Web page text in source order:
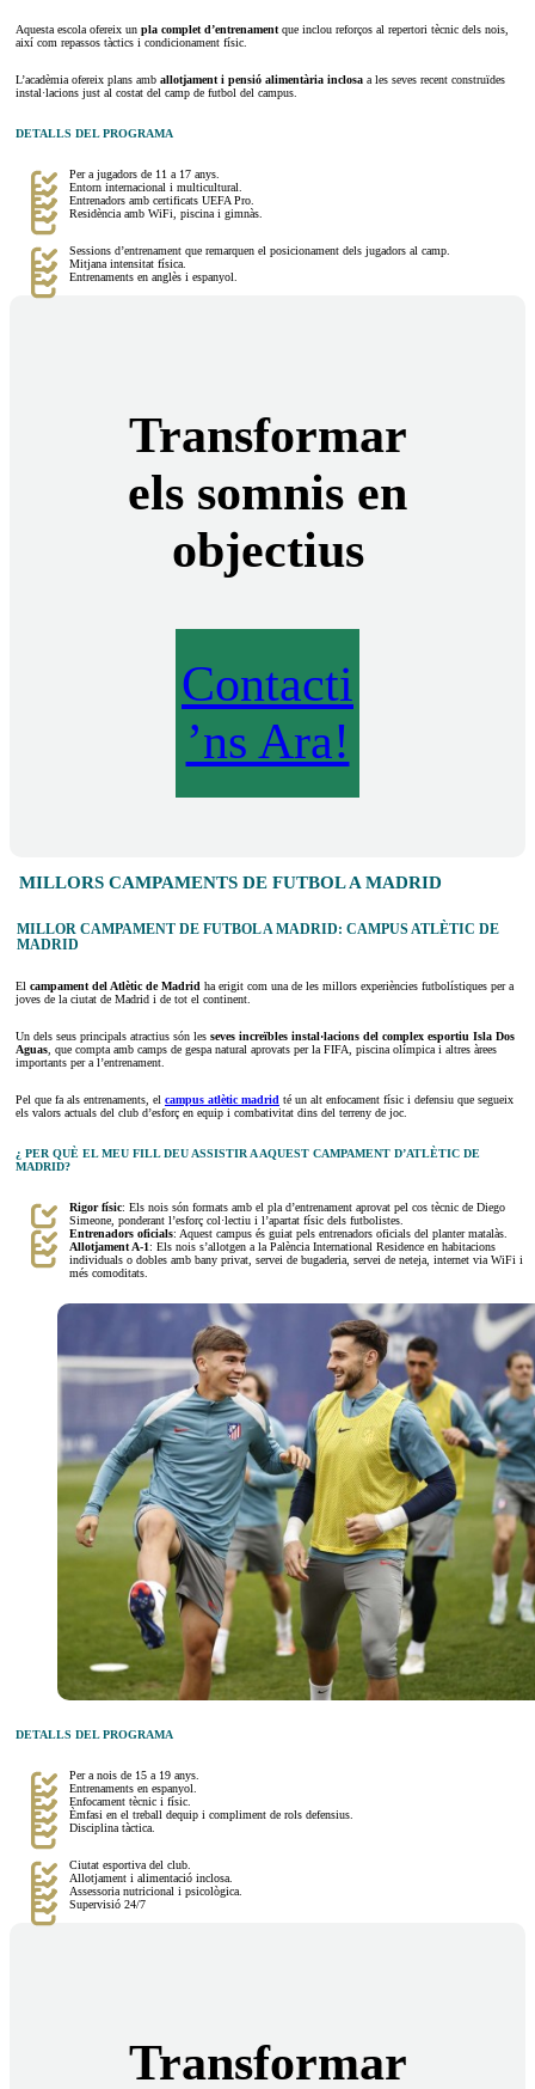
Aquesta escola ofereix un pla complet d’entrenament que inclou reforços al repertori tècnic dels nois,
així com repassos tàctics i condicionament físic.
L’acadèmia ofereix plans amb allotjament i pensió alimentària inclosa a les seves recent construïdes
instal·lacions just al costat del camp de futbol del campus.
DETALLS DEL PROGRAMA
Per a jugadors de 11 a 17 anys.
Entorn internacional i multicultural.
Entrenadors amb certificats UEFA Pro.
Residència amb WiFi, piscina i gimnàs.
Sessions d’entrenament que remarquen el posicionament dels jugadors al camp.
Mitjana intensitat física.
Entrenaments en anglès i espanyol.
Transformar
els somnis en
objectius
Contacti
’ns Ara!
MILLORS CAMPAMENTS DE FUTBOL A MADRID
MILLOR CAMPAMENT DE FUTBOL A MADRID: CAMPUS ATLÈTIC DE
MADRID
El campament del Atlètic de Madrid ha erigit com una de les millors experiències futbolístiques per a
joves de la ciutat de Madrid i de tot el continent.
Un dels seus principals atractius són les seves increïbles instal·lacions del complex esportiu Isla Dos
Aguas , que compta amb camps de gespa natural aprovats per la FIFA, piscina olímpica i altres àrees
importants per a l’entrenament.
Pel que fa als entrenaments, el campus atlètic madrid té un alt enfocament físic i defensiu que segueix
els valors actuals del club d’esforç en equip i combativitat dins del terreny de joc.
¿ PER QUÈ EL MEU FILL DEU ASSISTIR A AQUEST CAMPAMENT D’ATLÈTIC DE
MADRID?
Rigor físic: Els nois són formats amb el pla d’entrenament aprovat pel cos tècnic de Diego
Simeone, ponderant l’esforç col·lectiu i l’apartat físic dels futbolistes.
Entrenadors oficials: Aquest campus és guiat pels entrenadors oficials del planter matalàs.
Allotjament A-1: Els nois s’allotgen a la Palència International Residence en habitacions
individuals o dobles amb bany privat, servei de bugaderia, servei de neteja, internet via WiFi i
més comoditats.
DETALLS DEL PROGRAMA
Per a nois de 15 a 19 anys.
Entrenaments en espanyol.
Enfocament tècnic i físic.
Èmfasi en el treball dequip i compliment de rols defensius.
Disciplina tàctica.
Ciutat esportiva del club.
Allotjament i alimentació inclosa.
Assessoria nutricional i psicològica.
Supervisió 24/7
Transformar